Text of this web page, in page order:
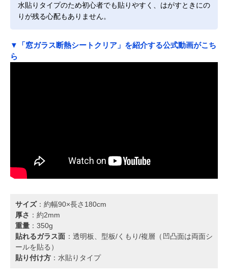
水貼りタイプのため初心者でも貼りやすく、はがすときにの
りが残る心配もありません。
▼「窓ガラス断熱シートクリア」を紹介する公式動画がこち
ら
サイズ：約幅90×長さ180cm
厚さ ：約2mm
重量 ：350g
貼れるガラス面 ：透明板、型板/くもり/複層（凹凸面は両面シ
ールを貼る）
貼り付け方 ：水貼りタイプ